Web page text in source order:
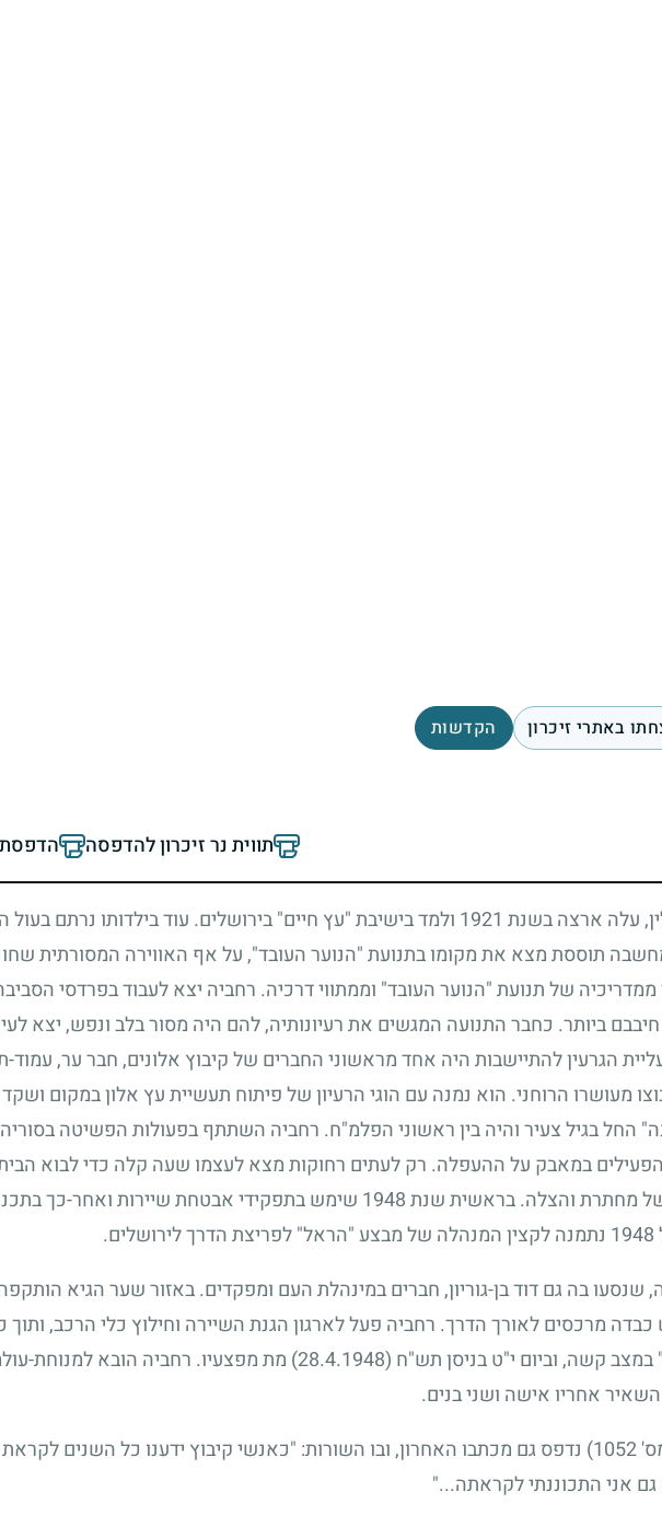
באתרי זיכרון הקדשות
תווית נר זיכרון להדפסה
עלה ארצה בשנת 1921 ולמד בישיבת "עץ חיים" בירושלים. עוד בילדותו נרתם בעול
תוססת מצא את מקומו בתנועת "הנוער העובד", על אף האווירה המסורתית
של תנועת "הנוער העובד" וממתווי דרכיה. רחביה יצא לעבוד בפרדסי
ביותר. כחבר התנועה המגשים את רעיונותיה, להם היה מסור בלב ונפש, יצא
הגרעין להתיישבות היה אחד מראשוני החברים של קיבוץ אלונים, חבר ער, עמוד-
מעושרו הרוחני. הוא נמנה עם הוגי הרעיון של פיתוח תעשיית עץ אלון במקום
החל בגיל צעיר והיה בין ראשוני הפלמ"ח. רחביה השתתף בפעולות הפשיטה
במאבק על ההעפלה. רק לעתים רחוקות מצא לעצמו שעה קלה כדי לבוא
מחתרת והצלה. בראשית שנת1948 שימש בתפקידי אבטחת שיירות ואחר-כך
1948 נתמנה לקצין המנהלה של מבצע "הראל" לפריצת הדרך לירושלים.
שנסעו בה גם דוד בן-גוריון, חברים במינהלת העם ומפקדים. באזור שער הגיא
מרכסים לאורך הדרך. רחביה פעל לארגון הגנת השיירה וחילוץ כלי הרכב, ותוך
במצב קשה, וביום י"ט בניסן תש"ח (28.4.1948)
מת מפצעיו. רחביה הובא למנוחת-
אחריו אישה ושני בנים.
1052) נדפס גם מכתבו האחרון, ובו השורות: "כאנשי קיבוץ ידענו כל השנים
אני התכוננתי לקראתה..."